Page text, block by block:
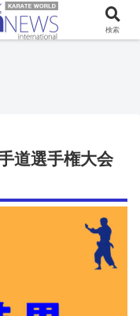
道選手権大会
検索